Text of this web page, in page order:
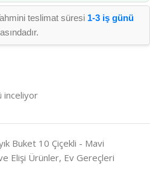
teslimat süresi 1-3 iş günü
inceliyor
Buket 10 Çiçekli - Mavi
Elişi Ürünler, Ev Gereçleri